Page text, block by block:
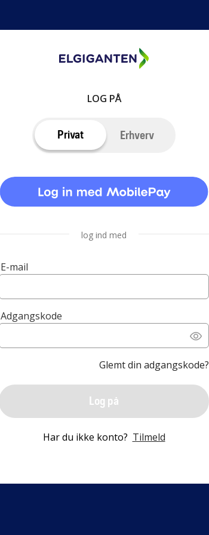
LOG PÅ
Privat Erhverv
log ind med
E-mail
Adgangskode
Glemt din adgangskode?
Log på
Har du ikke konto? Tilmeld